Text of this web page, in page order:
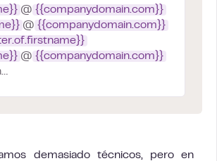
@ {{companydomain.com}}
@ {{companydomain.com}}
@ {{companydomain.com}}
demasiado técnicos, pero en